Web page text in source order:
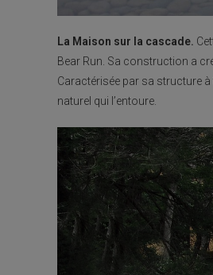
La Maison sur la cascade.
Bear Run. Sa construction a
Caractérisée par sa structure
naturel qui l’entoure.